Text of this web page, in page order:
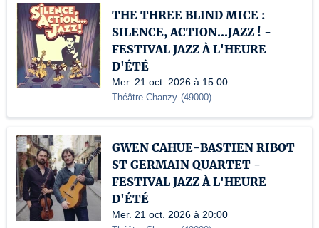
THE THREE BLIND MICE :
SILENCE, ACTION...JAZZ ! -
FESTIVAL JAZZ À L'HEURE
D'ÉTÉ
Mer. 21 oct. 2026 à 15:00
Théâtre Chanzy (49000)
GWEN CAHUE-BASTIEN RIBOT
ST GERMAIN QUARTET -
FESTIVAL JAZZ À L'HEURE
D'ÉTÉ
Mer. 21 oct. 2026 à 20:00